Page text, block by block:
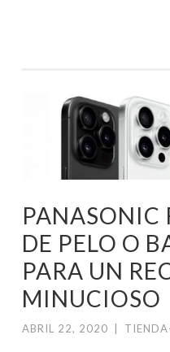
PRECIOS
ANDORRA
PANASONIC
DE PELO O
PARA UN
MINUCIOSO
ABRIL 22, 2020